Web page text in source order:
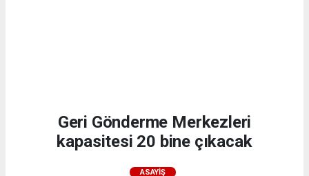
Geri Gönderme Merkezleri
kapasitesi 20 bine çıkacak
ASAYIŞ